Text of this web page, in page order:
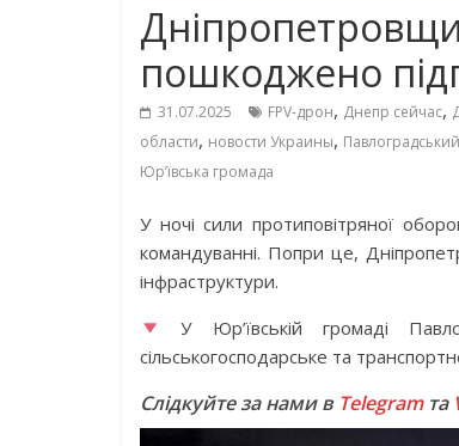
пошкоджено
31.07.2025 FPV-дрон, Днепр сейчас,
области, новости Украины,
Юр’ївська громада
У ночі сили протиповітряної
командуванні. Попри це,
інфраструктури.
У Юр’ївській громаді
сільськогосподарське та
Слідкуйте за нами в Telegramта